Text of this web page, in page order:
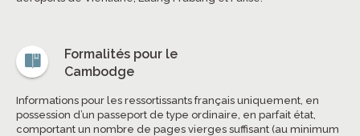
Formalités pour le
Cambodge
Informations pour les ressortissants français uniquement, en
possession d’un passeport de type ordinaire, en parfait état,
comportant un nombre de pages vierges suffisant (au minimum